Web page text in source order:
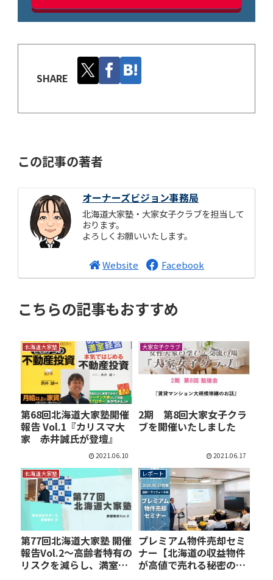
SHARE
この記事の著者
オーナーズビジョン事務局
北海道大家塾・大家女子クラブを担当して
おります。
よろしくお願いいたします。
Website Facebook
こちらの記事もおすすめ
北海道大家塾
第68回北海道大家塾開催
報告 Vol.1『カリスマ大
家 赤井誠氏が登壇』
2021.06.10
大家女子クラブ
2期 第8回大家女子クラ
ブを開催いたしました
2021.06.17
北海道大家塾
第77回北海道大家塾 開催
報告Vol.2～高齢者特有の
リスクを減らし、満室…
レポート
プレミアム物件売却セミ
ナー【北海道の収益物件
が高値で売れる秘密の